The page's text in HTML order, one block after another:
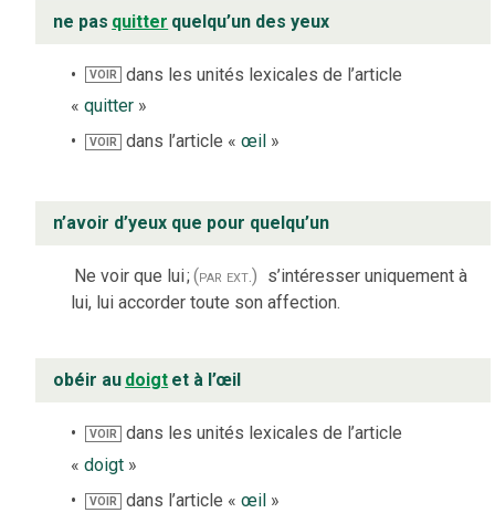
ne pas quitter quelqu’un des yeux
VOIR
dans les unités lexicales de l’article
« quitter »
VOIR dans l’article «œil »
n’avoir d’yeux que pour quelqu’un
Ne voir que lui;(par ext.) s’intéresser uniquement à
lui, lui accorder toute son affection.
obéir au doigt et à l’œil
VOIR
dans les unités lexicales de l’article
« doigt »
VOIR dans l’article «œil »